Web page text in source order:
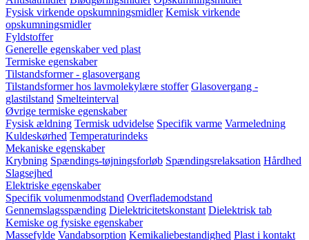
Fysisk virkende opskumningsmidler Kemisk virkende
opskumningsmidler
Fyldstoffer
Generelle egenskaber ved plast
Termiske egenskaber
Tilstandsformer - glasovergang
Tilstandsformer hos lavmolekylære stoffer Glasovergang -
glastilstand Smelteinterval
Øvrige termiske egenskaber
Fysisk ældning Termisk udvidelse Specifik varme Varmeledning
Kuldeskørhed Temperaturindeks
Mekaniske egenskaber
Krybning Spændings-tøjningsforløb Spændingsrelaksation Hårdhed
Slagsejhed
Elektriske egenskaber
Specifik volumenmodstand Overflademodstand
Gennemslagsspænding Dielektricitetskonstant Dielektrisk tab
Kemiske og fysiske egenskaber
Massefylde Vandabsorption Kemikaliebestandighed Plast i kontakt